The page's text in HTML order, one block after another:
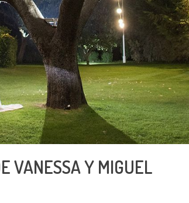
VANESSA Y MIGUEL